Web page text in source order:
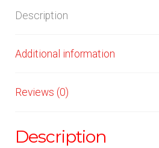
Description
Additional information
Reviews (0)
Description